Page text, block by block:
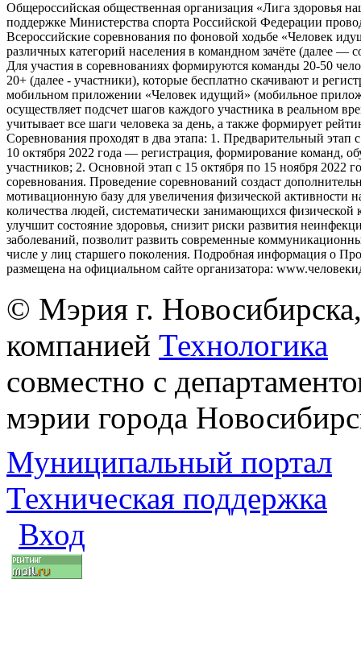
Общероссийская общественная организация «Лига здоровья
поддержке Министерства спорта Российской Федерации
Всероссийские соревнования по фоновой ходьбе «Человек
различных категорий населения в командном зачёте (далее —
Для участия в соревнованиях формируются команды 20-50
20+ (далее - участники), которые бесплатно скачивают и
мобильном приложении «Человек идущий» (мобильное
осуществляет подсчет шагов каждого участника в реальном
учитывает все шаги человека за день, а также формирует
Соревнования проходят в два этапа: 1. Предварительный этап
10 октября 2022 года — регистрация, формирование команд,
участников; 2. Основной этап с 15 октября по 15 ноября 2022
соревнования. Проведение соревнований создаст
мотивационную базу для увеличения физической активности
количества людей, систематически занимающихся физической
улучшит состояние здоровья, снизит риски развития
заболеваний, позволит развить современные
числе у лиц старшего поколения. Подробная информация о
размещена на официальном сайте организатора:
© Мэрия г.
компанией Технологика
совместно с
мэрии города
Муниципальный портал
Техническая поддержка
Вход